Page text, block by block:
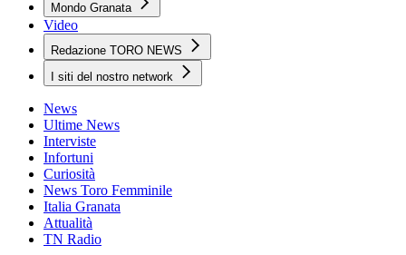
Mondo Granata
Video
Redazione TORO NEWS
I siti del nostro network
News
Ultime News
Interviste
Infortuni
Curiosità
News Toro Femminile
Italia Granata
Attualità
TN Radio